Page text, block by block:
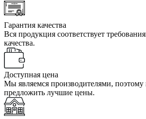
Гарантия качества
Вся продукция соответствует
качества.
Доступная цена
Мы являемся производителями,
предложить лучшие цены.